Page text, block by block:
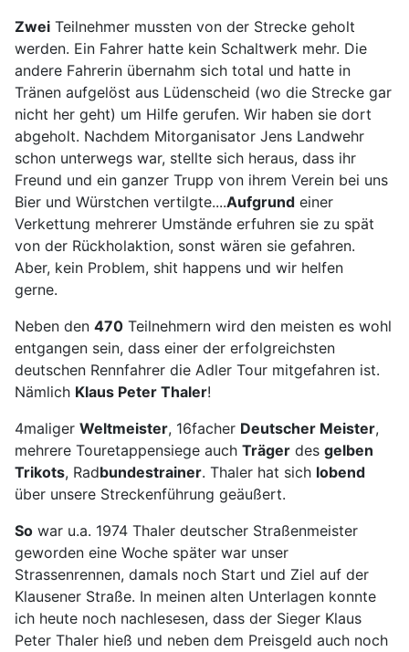
Zwei Teilnehmer mussten von der Strecke geholt
werden. Ein Fahrer hatte kein Schaltwerk mehr. Die
andere Fahrerin übernahm sich total und hatte in
Tränen aufgelöst aus Lüdenscheid (wo die Strecke gar
nicht her geht) um Hilfe gerufen. Wir haben sie dort
abgeholt. Nachdem Mitorganisator Jens Landwehr
schon unterwegs war, stellte sich heraus, dass ihr
Freund und ein ganzer Trupp von ihrem Verein bei uns
Bier und Würstchen vertilgte....Aufgrund einer
Verkettung mehrerer Umstände erfuhren sie zu spät
von der Rückholaktion, sonst wären sie gefahren.
Aber, kein Problem, shit happens und wir helfen
gerne.
Neben den 470 Teilnehmern wird den meisten es wohl
entgangen sein, dass einer der erfolgreichsten
deutschen Rennfahrer die Adler Tour mitgefahren ist.
Nämlich Klaus Peter Thaler!
4maliger Weltmeister, 16facher Deutscher Meister,
mehrere Touretappensiege auch Träger des gelben
Trikots, Radbundestrainer. Thaler hat sich lobend
über unsere Streckenführung geäußert.
So war u.a. 1974 Thaler deutscher Straßenmeister
geworden eine Woche später war unser
Strassenrennen, damals noch Start und Ziel auf der
Klausener Straße. In meinen alten Unterlagen konnte
ich heute noch nachlesesen, dass der Sieger Klaus
Peter Thaler hieß und neben dem Preisgeld auch noch